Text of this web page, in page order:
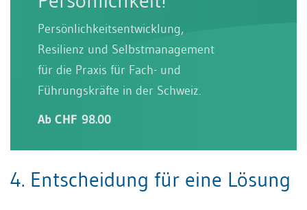
Persönlichkeitsentwicklung,
Resilienz und Selbstmanagement
für die Praxis für Fach- und
Führungskräfte in der Schweiz.
Ab CHF 98.00
4. Entscheidung für eine Lösung